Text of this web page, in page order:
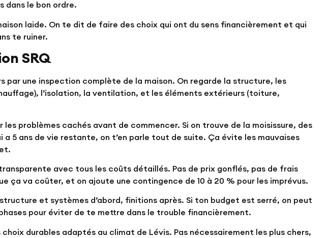
dans le bon ordre.
laide. On te dit de faire des choix qui ont du sens financièrement et qui
te ruiner.
SRQ
par une inspection complète de la maison. On regarde la structure, les
l’isolation, la ventilation, et les éléments extérieurs (toiture,
problèmes cachés avant de commencer. Si on trouve de la moisissure, des
5 ans de vie restante, on t’en parle tout de suite. Ça évite les mauvaises
avec tous les coûts détaillés. Pas de prix gonflés, pas de frais
ça va coûter, et on ajoute une contingence de 10 à 20 % pour les imprévus.
et systèmes d’abord, finitions après. Si ton budget est serré, on peut
pour éviter de te mettre dans le trouble financièrement.
durables adaptés au climat de Lévis. Pas nécessairement les plus chers,